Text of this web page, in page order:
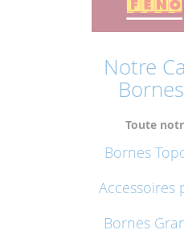
Notre
Toute
Bornes
Accessoires
Bornes